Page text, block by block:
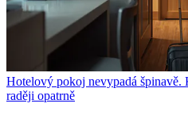
Hotelový pokoj nevypadá špinavě.
raději opatrně